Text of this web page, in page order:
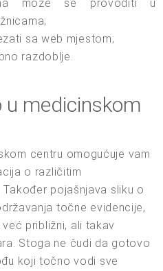
može se provoditi u
sa web mjestom;
razdoblje.
u medicinskom
centru omogućuje vam
o različitim
pojašnjava sliku o
točne evidencije,
približni, ali takav
Stoga ne čudi da gotovo
koji točno vodi sve